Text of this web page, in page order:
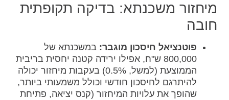
מיחזור משכנתא: בדיקה תקופתית
חובה
פוטנציאל חיסכון מוגבר: במשכנתא של
800,000 ש"ח, אפילו ירידה קטנה יחסית בריבית
הממוצעת (למשל, 0.5%) בעקבות מיחזור יכולה
להיתרגם לחיסכון חודשי וכולל משמעותי ביותר,
שהופך את עלויות המיחזור (קנס יציאה, פתיחת